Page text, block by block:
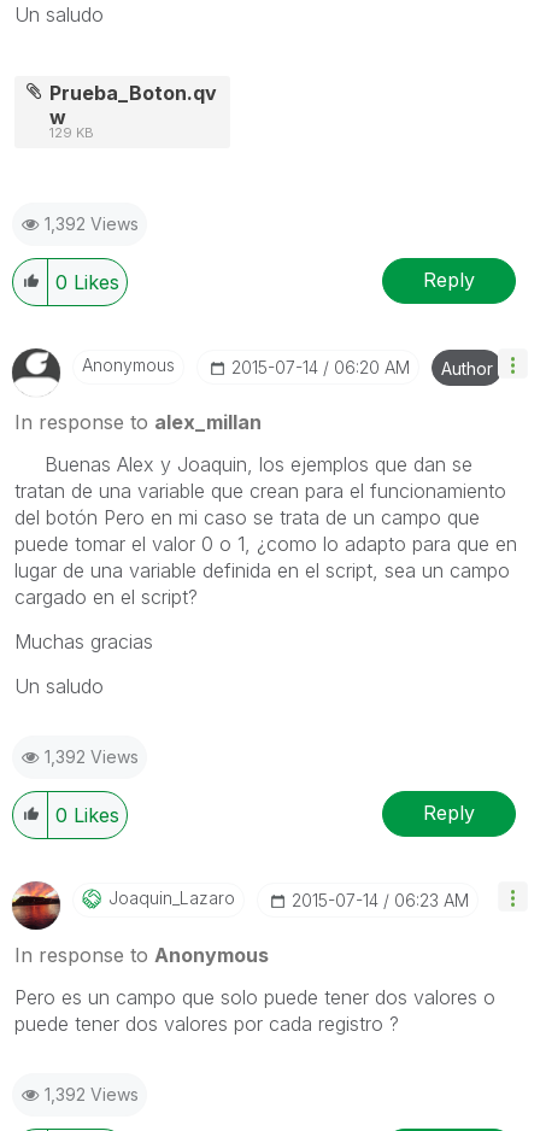
Un saludo
Prueba_Boton.qv
w
129 KB
1,392 Views
0 Likes Reply
Anonymous ‎2015-07-14 06:20 AM Author
In response to alex_millan
Buenas Alex y Joaquin, los ejemplos que dan se
tratan de una variable que crean para el funcionamiento
del botón Pero en mi caso se trata de un campo que
puede tomar el valor 0 o 1, ¿como lo adapto para que en
lugar de una variable definida en el script, sea un campo
cargado en el script?
Muchas gracias
Un saludo
1,392 Views
0 Likes Reply
Joaquin_Lazaro ‎2015-07-14 06:23 AM
In response to Anonymous
Pero es un campo que solo puede tener dos valores o
puede tener dos valores por cada registro ?
1,392 Views